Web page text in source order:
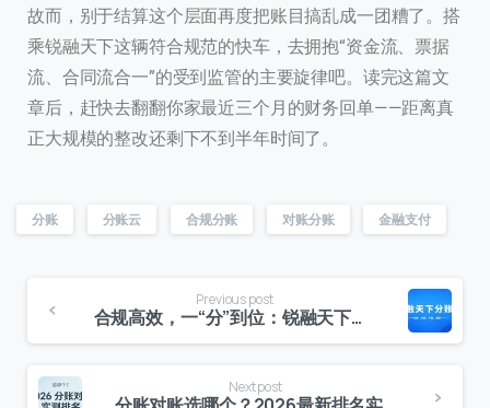
故而，别于结算这个层面再度把账目搞乱成一团糟了。搭
乘锐融天下这辆符合规范的快车，去拥抱“资金流、票据
流、合同流合一”的受到监管的主要旋律吧。读完这篇文
章后，赶快去翻翻你家最近三个月的财务回单——距离真
正大规模的整改还剩下不到半年时间了。
分账 分账云 合规分账 对账分账 金融支付
Previous post
合规高效，一“分”到位：锐融天下分账云赋能连锁行业新生态
Next post